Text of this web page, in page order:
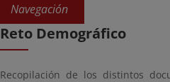
Navegación
Reto Demográfico
Recopilación de los distintos